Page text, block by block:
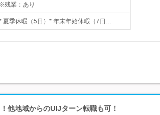
残業：あり
夏季休暇（5日）* 年末年始休暇（7日…
他地域からのUIJターン転職も可！